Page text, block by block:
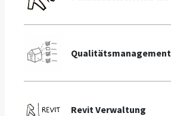
Qualitätsmanagement
Revit Verwaltung